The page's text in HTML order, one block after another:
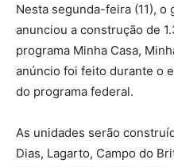
Nesta segunda-feira (11),
anunciou a construção de
programa Minha Casa,
anúncio foi feito durante o
do programa federal.
As unidades serão
Dias, Lagarto, Campo do